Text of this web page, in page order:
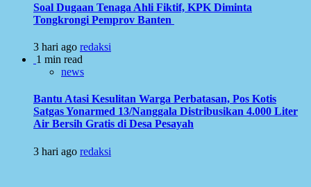
Soal Dugaan Tenaga Ahli Fiktif, KPK Diminta
Tongkrongi Pemprov Banten
3 hari ago redaksi
1 min read
news
Bantu Atasi Kesulitan Warga Perbatasan, Pos Kotis
Satgas Yonarmed 13/Nanggala Distribusikan 4.000 Liter
Air Bersih Gratis di Desa Pesayah
3 hari ago redaksi